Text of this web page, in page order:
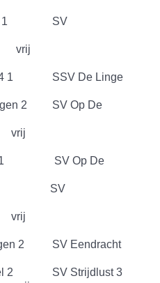
1 SV
2 vrij
'64 1 SSV De Linge
2 SV Op De
vrij
1 SV Op De
3 SV
1 vrij
2 SV Eendracht
2 SV Strijdlust 3